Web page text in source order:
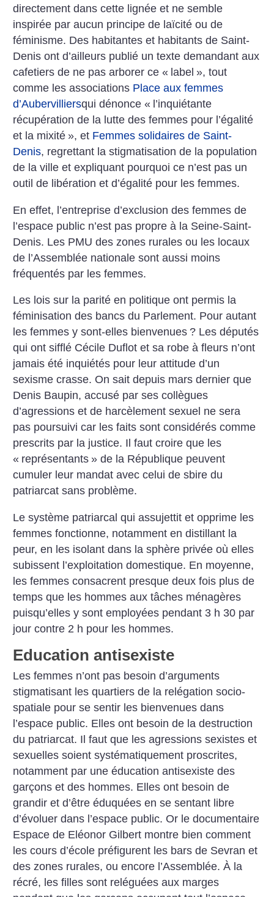
directement dans cette lignée et ne semble
inspirée par aucun principe de laïcité ou de
féminisme. Des habitantes et habitants de Saint-
Denis ont d’ailleurs publié un texte demandant aux
cafetiers de ne pas arborer ce « label », tout
comme les associations Place aux femmes
d’Aubervilliersqui dénonce « l’inquiétante
récupération de la lutte des femmes pour l’égalité
et la mixité », et Femmes solidaires de Saint-
Denis, regrettant la stigmatisation de la population
de la ville et expliquant pourquoi ce n’est pas un
outil de libération et d’égalité pour les femmes.
En effet, l’entreprise d’exclusion des femmes de
l’espace public n’est pas propre à la Seine-Saint-
Denis. Les PMU des zones rurales ou les locaux
de l’Assemblée nationale sont aussi moins
fréquentés par les femmes.
Les lois sur la parité en politique ont permis la
féminisation des bancs du Parlement. Pour autant
les femmes y sont-elles bienvenues ? Les députés
qui ont sifflé Cécile Duflot et sa robe à fleurs n’ont
jamais été inquiétés pour leur attitude d’un
sexisme crasse. On sait depuis mars dernier que
Denis Baupin, accusé par ses collègues
d’agressions et de harcèlement sexuel ne sera
pas poursuivi car les faits sont considérés comme
prescrits par la justice. Il faut croire que les
« représentants » de la République peuvent
cumuler leur mandat avec celui de sbire du
patriarcat sans problème.
Le système patriarcal qui assujettit et opprime les
femmes fonctionne, notamment en distillant la
peur, en les isolant dans la sphère privée où elles
subissent l’exploitation domestique. En moyenne,
les femmes consacrent presque deux fois plus de
temps que les hommes aux tâches ménagères
puisqu’elles y sont employées pendant 3 h 30 par
jour contre 2 h pour les hommes.
Education antisexiste
Les femmes n’ont pas besoin d’arguments
stigmatisant les quartiers de la relégation socio-
spatiale pour se sentir les bienvenues dans
l’espace public. Elles ont besoin de la destruction
du patriarcat. Il faut que les agressions sexistes et
sexuelles soient systématiquement proscrites,
notamment par une éducation antisexiste des
garçons et des hommes. Elles ont besoin de
grandir et d’être éduquées en se sentant libre
d’évoluer dans l’espace public. Or le documentaire
Espace de Eléonor Gilbert montre bien comment
les cours d’école préfigurent les bars de Sevran et
des zones rurales, ou encore l’Assemblée. À la
récré, les filles sont reléguées aux marges